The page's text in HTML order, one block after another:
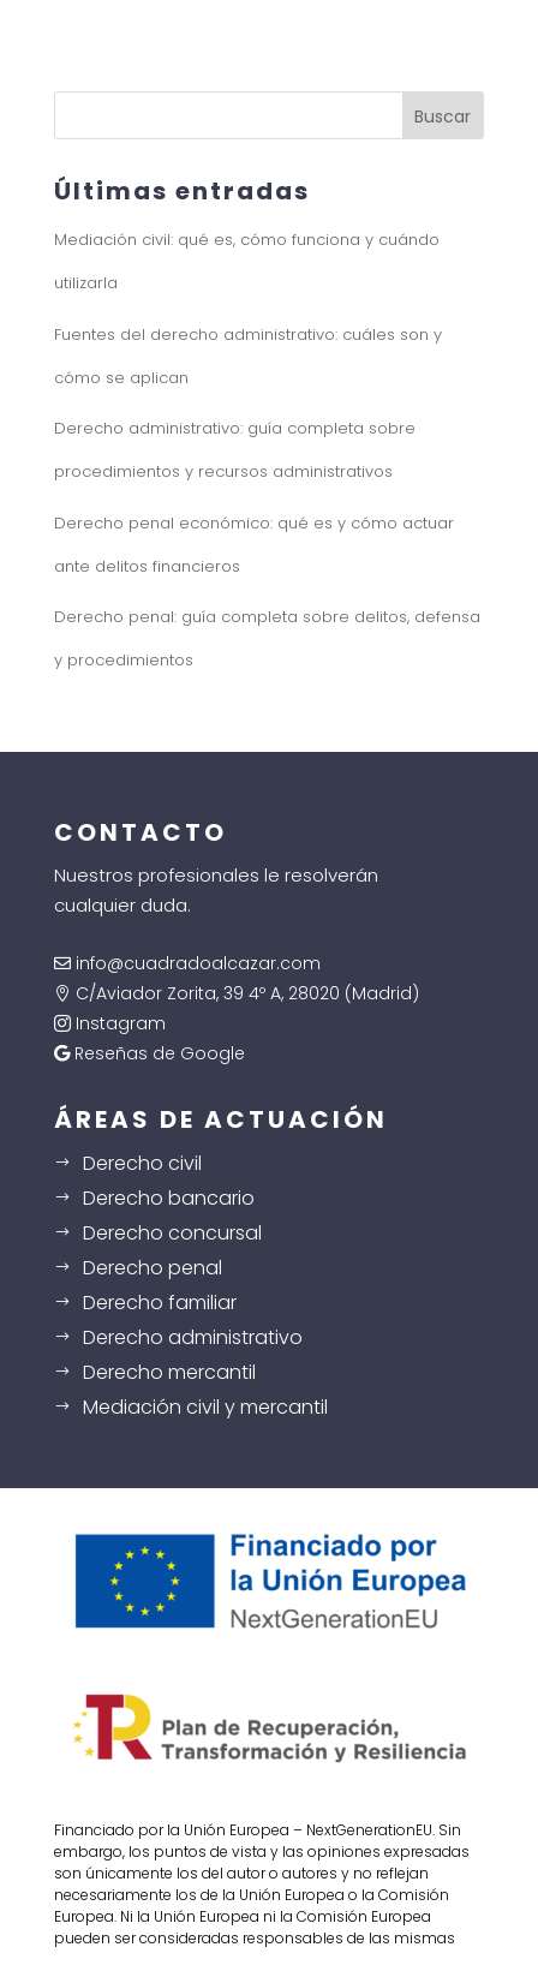
Buscar
Últimas entradas
Mediación civil: qué es, cómo funciona y cuándo
utilizarla
Fuentes del derecho administrativo: cuáles son y
cómo se aplican
Derecho administrativo: guía completa sobre
procedimientos y recursos administrativos
Derecho penal económico: qué es y cómo actuar
ante delitos financieros
Derecho penal: guía completa sobre delitos, defensa
y procedimientos
CONTACTO
Nuestros profesionales le resolverán
cualquier duda.
 info@cuadradoalcazar.com
 C/Aviador Zorita, 39 4º A, 28020 (Madrid)
 Instagram
 Reseñas de Google
ÁREAS DE ACTUACIÓN
$ Derecho civil
$ Derecho bancario
$ Derecho concursal
$ Derecho penal
$ Derecho familiar
$ Derecho administrativo
$ Derecho mercantil
$ Mediación civil y mercantil
Financiado por la Unión Europea – NextGenerationEU. Sin
embargo, los puntos de vista y las opiniones expresadas
son únicamente los del autor o autores y no reflejan
necesariamente los de la Unión Europea o la Comisión
Europea. Ni la Unión Europea ni la Comisión Europea
pueden ser consideradas responsables de las mismas